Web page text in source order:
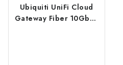
Ubiquiti UniFi Cloud
Gateway Fiber 10Gbps